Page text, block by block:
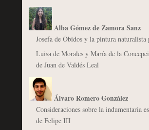
Alba Gómez de Zamora Sanz
Josefa de Óbidos y la pintura naturalista
Luisa de Morales y María de la
de Juan de Valdés Leal
Álvaro Romero González
Consideraciones sobre la indumentaria
de Felipe III